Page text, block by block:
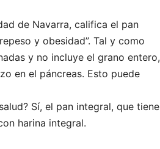
de Navarra, califica el pan
y obesidad”. Tal y como
y no incluye el grano entero,
en el páncreas. Esto puede
Sí, el pan integral, que tiene
harina integral.